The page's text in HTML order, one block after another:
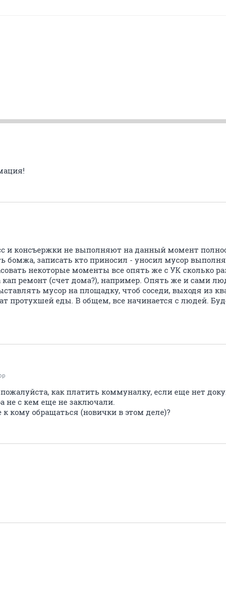
и консъержки не выполняют на данный момент
бомжа, записать кто приносил - уносил мусор
некоторые моменты все опять же с УК сколько
кап ремонт (счет дома?), например. Опять же и сами
мусор на площадку, чтоб соседи, выходя из
протухшей еды. В общем, все начинается с людей.
как платить коммуналку, если еще нет
не с кем еще не заключали.
кому обращаться (новички в этом деле)?